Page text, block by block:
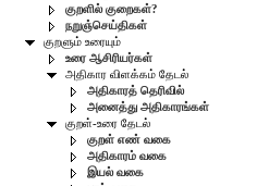
குறளில் குறைகள்?
நறுஞ்செய்திகள்
குறளும் உரையும்
உரை ஆசிரியர்கள்
அதிகார விளக்கம் தேடல்
அதிகாரத் தெரிவில்
அனைத்து அதிகாரங்கள்
குறள்-உரை தேடல்
குறள் எண் வகை
அதிகாரம் வகை
இயல் வகை